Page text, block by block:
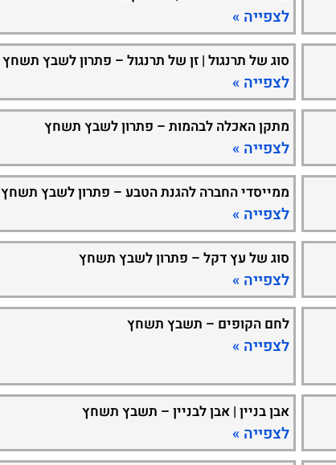
לצפייה »
סוג של תרנגול | זן של תרנגול – פתרון לשבץ תשחץ
לצפייה »
מתקן האכלה לבהמות – פתרון לשבץ תשחץ
לצפייה »
ממייסדי החברה להגנת הטבע – פתרון לשבץ תשחץ
לצפייה »
סוג של עץ דקל – פתרון לשבץ תשחץ
לצפייה »
לחם הקופים – תשבץ תשחץ
לצפייה »
אבן בניין | אבן לבניין – תשבץ תשחץ
לצפייה »